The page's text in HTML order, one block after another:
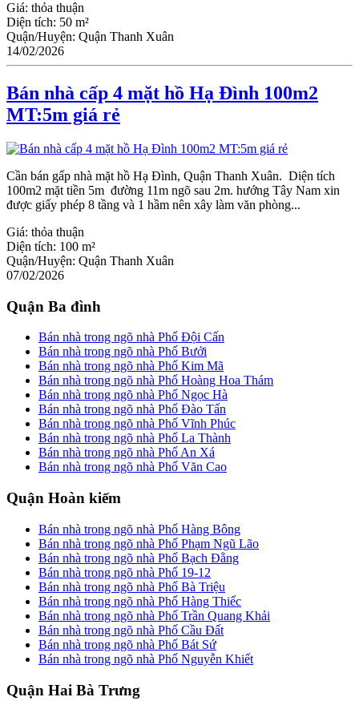
Giá: thỏa thuận
Diện tích: 50 m²
Quận/Huyện: Quận Thanh Xuân
14/02/2026
Bán nhà cấp 4 mặt hồ Hạ Đình 100m2
MT:5m giá rẻ
Cần bán gấp nhà mặt hồ Hạ Đình, Quận Thanh Xuân. Diện tích
100m2 mặt tiền 5m đường 11m ngõ sau 2m. hướng Tây Nam xin
được giấy phép 8 tầng và 1 hầm nên xây làm văn phòng...
Giá: thỏa thuận
Diện tích: 100 m²
Quận/Huyện: Quận Thanh Xuân
07/02/2026
Quận Ba đình
Bán nhà trong ngõ nhà Phố Đội Cấn
Bán nhà trong ngõ nhà Phố Bưởi
Bán nhà trong ngõ nhà Phố Kim Mã
Bán nhà trong ngõ nhà Phố Hoàng Hoa Thám
Bán nhà trong ngõ nhà Phố Ngọc Hà
Bán nhà trong ngõ nhà Phố Đào Tấn
Bán nhà trong ngõ nhà Phố Vĩnh Phúc
Bán nhà trong ngõ nhà Phố La Thành
Bán nhà trong ngõ nhà Phố An Xá
Bán nhà trong ngõ nhà Phố Văn Cao
Quận Hoàn kiếm
Bán nhà trong ngõ nhà Phố Hàng Bông
Bán nhà trong ngõ nhà Phố Phạm Ngũ Lão
Bán nhà trong ngõ nhà Phố Bạch Đằng
Bán nhà trong ngõ nhà Phố 19-12
Bán nhà trong ngõ nhà Phố Bà Triệu
Bán nhà trong ngõ nhà Phố Hàng Thiếc
Bán nhà trong ngõ nhà Phố Trần Quang Khải
Bán nhà trong ngõ nhà Phố Cầu Đất
Bán nhà trong ngõ nhà Phố Bát Sứ
Bán nhà trong ngõ nhà Phố Nguyễn Khiết
Quận Hai Bà Trưng